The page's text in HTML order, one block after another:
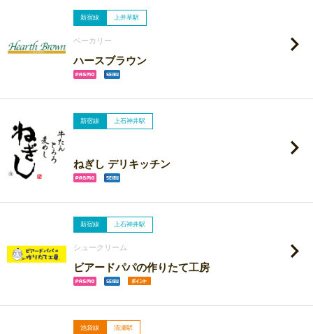
新宿線 上井草駅
ベーカリー
ハースブラウン
新宿線 上石神井駅
ねぎし デリキッチン
新宿線 上石神井駅
シュークリーム
ビアードパパの作りたて工房
池袋線 清瀬駅